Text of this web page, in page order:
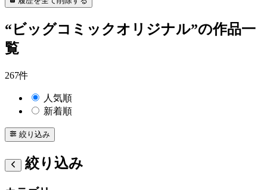
“ビッグコミックオリジナル”の作品一
覧
267件
人気順
新着順
絞り込み
絞り込み